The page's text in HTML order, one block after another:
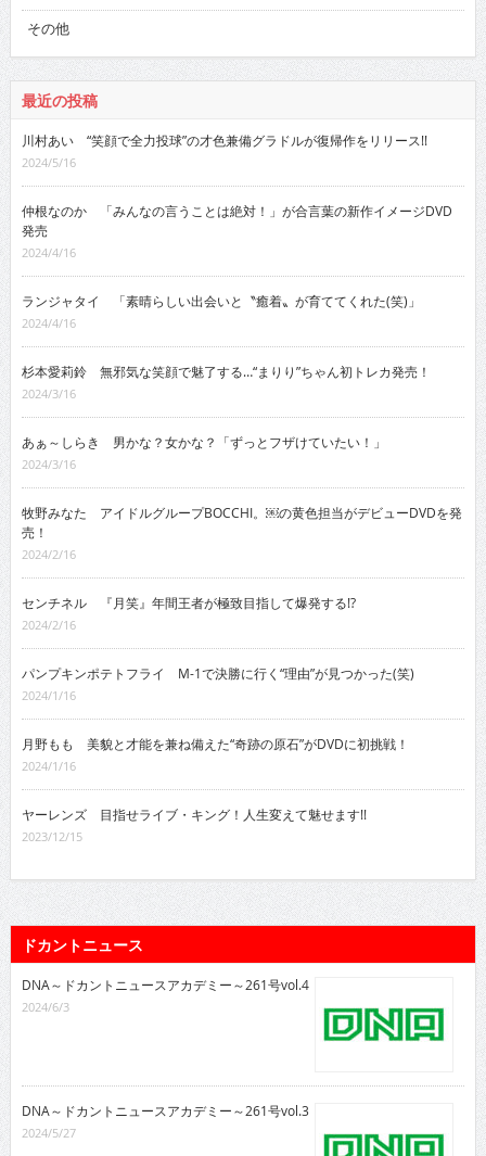
その他
最近の投稿
川村あい “笑顔で全力投球”の才色兼備グラドルが復帰作をリリース!!
2024/5/16
仲根なのか 「みんなの言うことは絶対！」が合言葉の新作イメージDVD
発売
2024/4/16
ランジャタイ 「素晴らしい出会いと〝癒着〟が育ててくれた(笑)」
2024/4/16
杉本愛莉鈴 無邪気な笑顔で魅了する…“まりり”ちゃん初トレカ発売！
2024/3/16
あぁ～しらき 男かな？女かな？「ずっとフザけていたい！」
2024/3/16
牧野みなた アイドルグループBOCCHI。￼の黄色担当がデビューDVDを発
売！
2024/2/16
センチネル 『月笑』年間王者が極致目指して爆発する!?
2024/2/16
パンプキンポテトフライ M-1で決勝に行く“理由”が見つかった(笑)
2024/1/16
月野もも 美貌と才能を兼ね備えた“奇跡の原石”がDVDに初挑戦！
2024/1/16
ヤーレンズ 目指せライブ・キング！人生変えて魅せます!!
2023/12/15
ドカントニュース
DNA～ドカントニュースアカデミー～261号vol.4
2024/6/3
DNA～ドカントニュースアカデミー～261号vol.3
2024/5/27